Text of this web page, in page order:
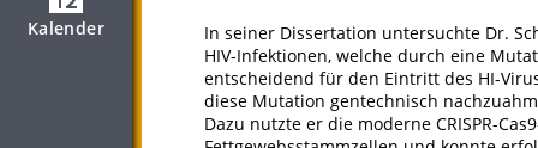
Kalender
In seiner Dissertation untersuchte Dr.
HIV-Infektionen, welche durch eine
entscheidend für den Eintritt des HI-
diese Mutation gentechnisch
Dazu nutzte er die moderne CRISPR-